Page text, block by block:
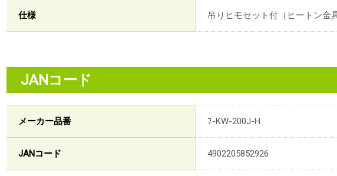
仕様 吊りヒモセット付（ヒートン金
JANコード
メーカー品番 ﾌ-KW-200J-H
JANコード 4902205852926